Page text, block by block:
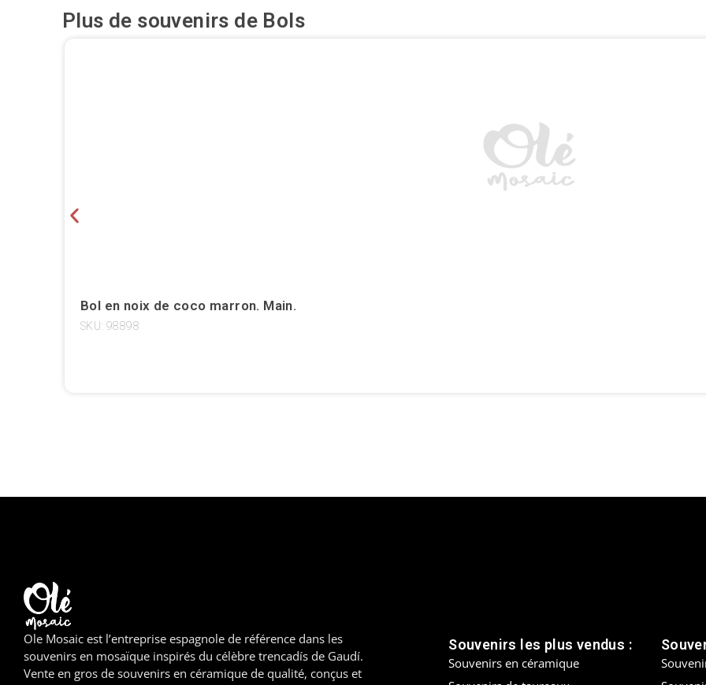
Plus de souvenirs de Bols
Bol en noix de coco marron. Main.
SKU: 98898
Ole Mosaic est l’entreprise espagnole de référence dans les
souvenirs en mosaïque inspirés du célèbre trencadís de Gaudí.
Vente en gros de souvenirs en céramique de qualité, conçus et
Souvenirs les plus vendus :
Souvenirs en céramique